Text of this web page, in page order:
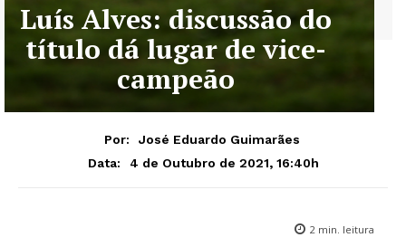
Luís Alves: discussão do
título dá lugar de vice-
campeão
Por:
José Eduardo Guimarães
Data:
4 de Outubro de 2021, 16:40h
2 min. leitura